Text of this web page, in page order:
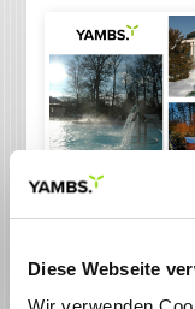
Diese Webseite